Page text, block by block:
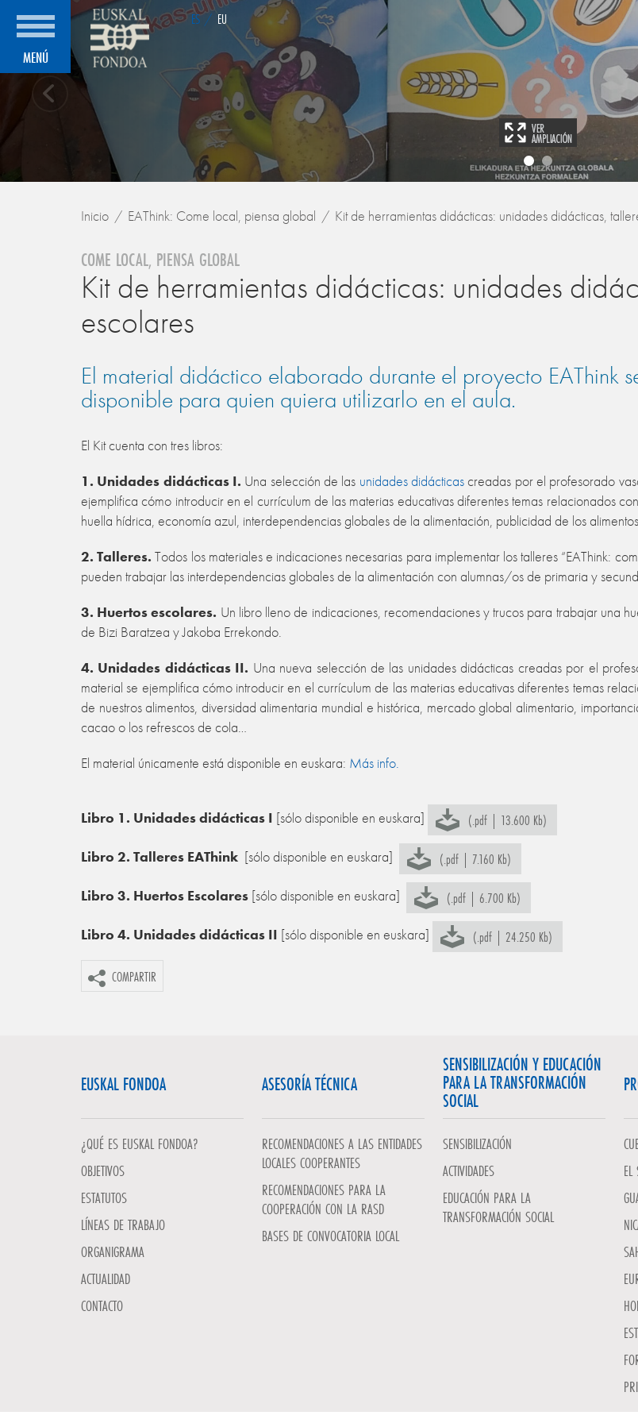
MENÚ
ES / EU
Inicio EAThink: Come local, piensa global Kit de herramientas didácticas: unidades didácticas,
COME LOCAL, PIENSA GLOBAL
Kit de herramientas didácticas: unidades
escolares
El material didáctico elaborado durante el proyecto EAThink
disponible para quien quiera utilizarlo en el aula.
El Kit cuenta con tres libros:
1. Unidades didácticas I. Una selección de las unidades didácticascreadas por el profesorado
ejemplifica cómo introducir en el currículum de las materias educativas diferentes temas relacionados
huella hídrica, economía azul, interdependencias globales de la alimentación, publicidad de los
2. Talleres.Todos los materiales e indicaciones necesarias para implementar los talleres “EAThink:
pueden trabajar las interdependencias globales de la alimentación con alumnas/os de primaria y
3. Huertos escolares. Un libro lleno de indicaciones, recomendaciones y trucos para trabajar una
de Bizi Baratzea y Jakoba Errekondo.
4. Unidades didácticas II. Una nueva selección de las unidades didácticas creadas por el
material se ejemplifica cómo introducir en el currículum de las materias educativas diferentes temas
de nuestros alimentos, diversidad alimentaria mundial e histórica, mercado global alimentario,
cacao o los refrescos de cola…
El material únicamente está disponible en euskara: Más info.
Libro 1. Unidades didácticas I [sólo disponible en euskara] (.pdf | 13.600 Kb)
Libro 2. Talleres EAThink [sólo disponible en euskara] (.pdf | 7.160 Kb)
Libro 3. Huertos Escolares [sólo disponible en euskara] (.pdf | 6.700 Kb)
Libro 4. Unidades didácticas II [sólo disponible en euskara] (.pdf | 24.250 Kb)
COMPARTIR
EUSKAL FONDOA
¿QUÉ ES EUSKAL FONDOA?
OBJETIVOS
ESTATUTOS
LÍNEAS DE TRABAJO
ORGANIGRAMA
ACTUALIDAD
CONTACTO
ASESORÍA TÉCNICA
RECOMENDACIONES A LAS ENTIDADES
LOCALES COOPERANTES
RECOMENDACIONES PARA LA
COOPERACIÓN CON LA RASD
BASES DE CONVOCATORIA LOCAL
SENSIBILIZACIÓN Y EDUCACIÓN
PARA LA TRANSFORMACIÓN
SOCIAL
SENSIBILIZACIÓN
ACTIVIDADES
EDUCACIÓN PARA LA
TRANSFORMACIÓN SOCIAL
EL